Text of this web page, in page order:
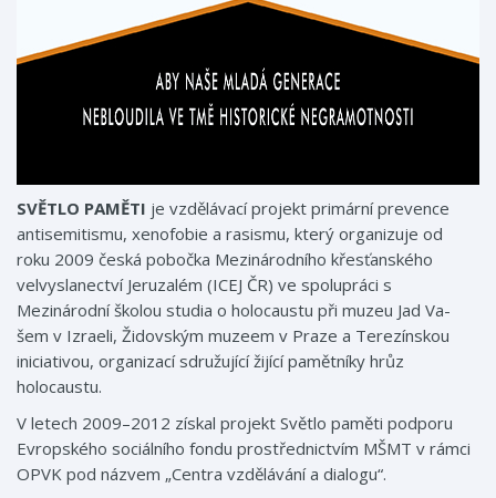
SVĚTLO PAMĚTI je vzdělávací projekt primární prevence
antisemitismu, xenofobie a rasismu, který organizuje od
roku 2009 česká pobočka Mezinárodního křesťanského
velvyslanectví Jeruzalém (ICEJ ČR) ve spolupráci s
Mezinárodní školou studia o holocaustu při muzeu Jad Va-
šem v Izraeli, Židovským muzeem v Praze a Terezínskou
iniciativou, organizací sdružující žijící pamětníky hrůz
holocaustu.
V letech 2009–2012 získal projekt Světlo paměti podporu
Evropského sociálního fondu prostřednictvím MŠMT v rámci
OPVK pod názvem „Centra vzdělávání a dialogu“.